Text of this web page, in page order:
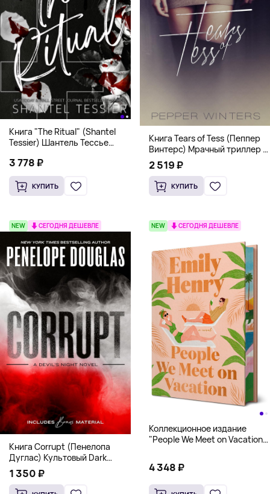
Книга "The Ritual" (Shantel
Tessier) Шантель Тессье
романс бестселлер (18+)
3 778 ₽
КУПИТЬ
Книга Tears of Tess (Пеппер
Винтерс) Мрачный триллер о
выживании и страсти (18+)
2 519 ₽
КУПИТЬ
NEW СЕГОДНЯ ДЕШЕВЛЕ
Книга Corrupt (Пенелопа
Дуглас) Культовый Dark
Romance бестселлер (18+)
1 350 ₽
NEW СЕГОДНЯ ДЕШЕВЛЕ
Коллекционное издание
"People We Meet on Vacation"
Hardcover
4 348 ₽